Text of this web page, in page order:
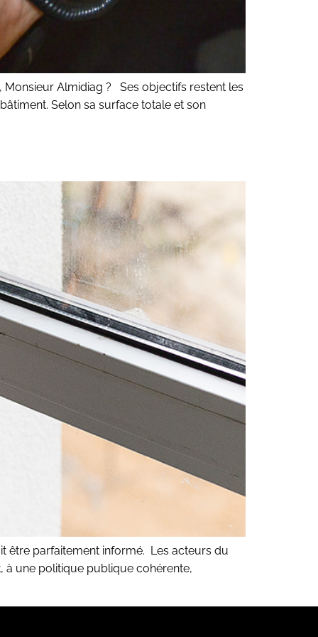
Monsieur Almidiag ? Ses objectifs restent les
Selon sa surface totale et son
être parfaitement informé. Les acteurs du
à une politique publique cohérente,